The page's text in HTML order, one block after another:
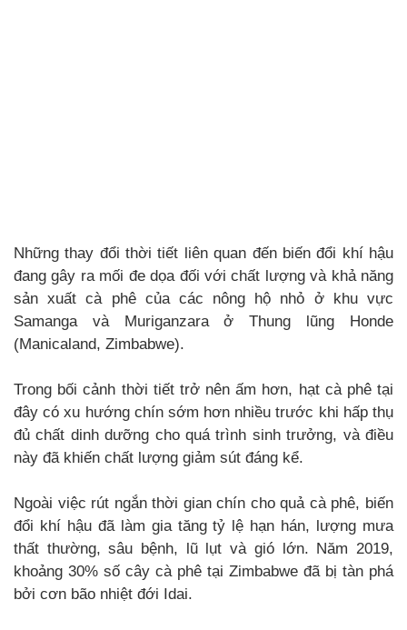
Những thay đổi thời tiết liên quan đến biến đổi khí hậu
đang gây ra mối đe dọa đối với chất lượng và khả năng
sản xuất cà phê của các nông hộ nhỏ ở khu vực
Samanga và Muriganzara ở Thung lũng Honde
(Manicaland, Zimbabwe).
Trong bối cảnh thời tiết trở nên ấm hơn, hạt cà phê tại
đây có xu hướng chín sớm hơn nhiều trước khi hấp thụ
đủ chất dinh dưỡng cho quá trình sinh trưởng, và điều
này đã khiến chất lượng giảm sút đáng kể.
Ngoài việc rút ngắn thời gian chín cho quả cà phê, biến
đổi khí hậu đã làm gia tăng tỷ lệ hạn hán, lượng mưa
thất thường, sâu bệnh, lũ lụt và gió lớn. Năm 2019,
khoảng 30% số cây cà phê tại Zimbabwe đã bị tàn phá
bởi cơn bão nhiệt đới Idai.